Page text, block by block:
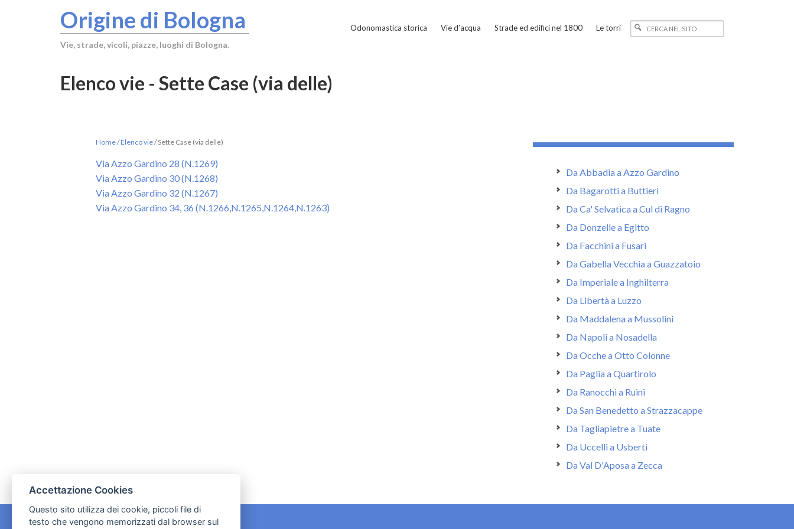
Origine di Bologna
Vie, strade, vicoli, piazze, luoghi di Bologna.
Odonomastica storica Vie d’acqua Strade ed edifici nel 1800 Le torri
Elenco vie - Sette Case (via delle)
Home/Elenco vie/Sette Case (via delle)
Via Azzo Gardino 28 (N.1269)
Via Azzo Gardino 30 (N.1268)
Via Azzo Gardino 32 (N.1267)
Via Azzo Gardino 34, 36 (N.1266,N.1265,N.1264,N.1263)
Da Abbadia a Azzo Gardino
Da Bagarotti a Buttieri
Da Ca' Selvatica a Cul di Ragno
Da Donzelle a Egitto
Da Facchini a Fusari
Da Gabella Vecchia a Guazzatoio
Da Imperiale a Inghilterra
Da Libertà a Luzzo
Da Maddalena a Mussolini
Da Napoli a Nosadella
Da Ocche a Otto Colonne
Da Paglia a Quartirolo
Da Ranocchi a Ruini
Da San Benedetto a Strazzacappe
Da Tagliapietre a Tuate
Da Uccelli a Usberti
Da Val D'Aposa a Zecca
Accettazione Cookies
Questo sito utilizza dei cookie, piccoli file di
testo che vengono memorizzati dal browser sul